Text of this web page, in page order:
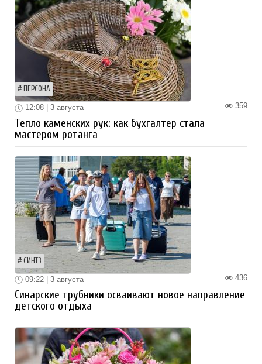
ПЕРСОНА
359
12:08 | 3 августа
Тепло каменских рук: как бухгалтер стала
мастером ротанга
СИНТЗ
436
09:22 | 3 августа
Синарские трубники осваивают новое направление
детского отдыха